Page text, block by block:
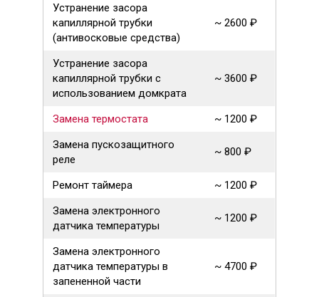
Устранение засора
капиллярной трубки
(антивосковые средства)
~ 2600 ₽
Устранение засора
капиллярной трубки с
использованием домкрата
~ 3600 ₽
Замена термостата
~ 1200 ₽
Замена пускозащитного
реле
~ 800 ₽
Ремонт таймера
~ 1200 ₽
Замена электронного
датчика температуры
~ 1200 ₽
Замена электронного
датчика температуры в
запененной части
~ 4700 ₽